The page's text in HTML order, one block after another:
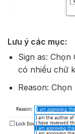
Lưu ý các mục:
Sign as:
có nhiều chữ
Reason: